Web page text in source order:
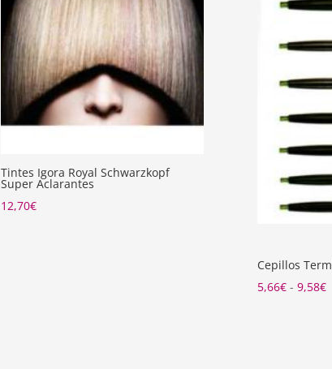
Tintes Igora Royal Schwarzkopf
Super Aclarantes
12,70€
Cepillos
5,66€ - 9,58€